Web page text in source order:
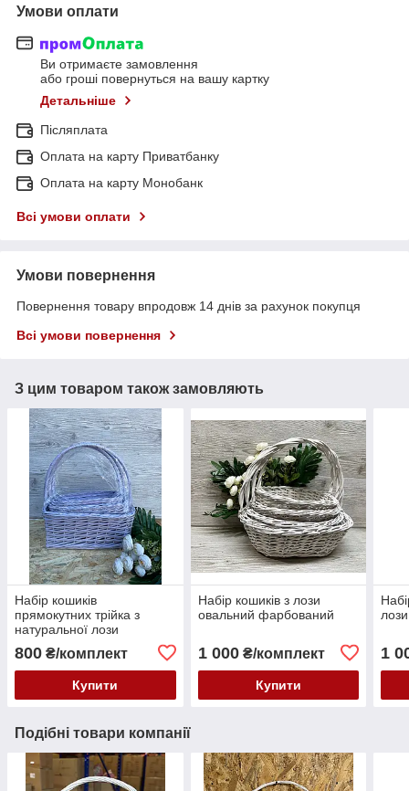
Умови оплати
Ви отримаєте замовлення
або гроші повернуться на вашу картку
Детальніше
Післяплата
Оплата на карту Приватбанку
Оплата на карту Монобанк
Всі умови оплати
Умови повернення
Повернення товару впродовж 14 днів за рахунок покупця
Всі умови повернення
З цим товаром також замовляють
Набір кошиків
прямокутних трійка з
натуральної лози
800 ₴/комплект
Купити
Набір кошиків з лози
овальний фарбований
1 000₴/комплект
Купити
1
Подібні товари компанії